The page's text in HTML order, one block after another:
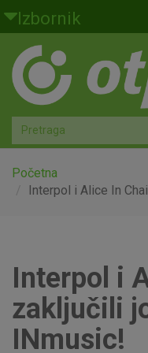
Skoči na glavni sadržaj
Izbornik
Građani
Privatno bankarstvo
Agro
Mala poduzeća i obrtnici
Faktoring
O nama
Početna
Interpol i Alice In
Interpol i
zaključili
INmusic!